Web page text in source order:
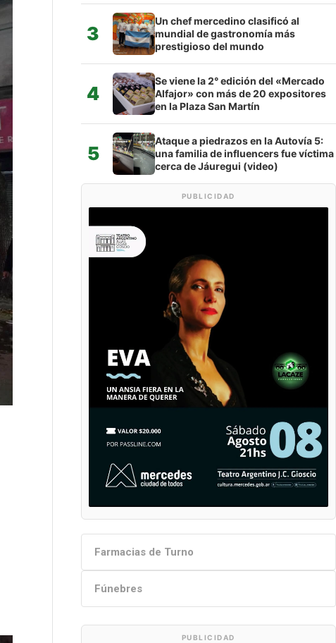
3
Un chef mercedino clasificó al
mundial de gastronomía más
prestigioso del mundo
4
Se viene la 2° edición del «Mercado
Alfajor» con más de 20 expositores
en la Plaza San Martín
5
Ataque a piedrazos en la Autovía 5:
una familia de influencers fue víctima
cerca de Jáuregui (video)
PUBLICIDAD
Farmacias de Turno
Fúnebres
PUBLICIDAD